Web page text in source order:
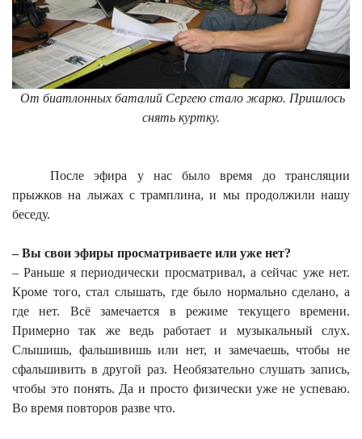
От биатлонных баталий Сергею стало жарко. Пришлось
снять куртку.
После эфира у нас было время до трансляции
прыжков на лыжах с трамплина, и мы продолжили нашу
беседу.
– Вы свои эфиры просматриваете или уже нет?
– Раньше я периодически просматривал, а сейчас уже нет.
Кроме того, стал слышать, где было нормально сделано, а
где нет. Всё замечается в режиме текущего времени.
Примерно так же ведь работает и музыкальный слух.
Слышишь, фальшивишь или нет, и замечаешь, чтобы не
сфальшивить в другой раз. Необязательно слушать запись,
чтобы это понять. Да и просто физически уже не успеваю.
Во время повторов разве что.